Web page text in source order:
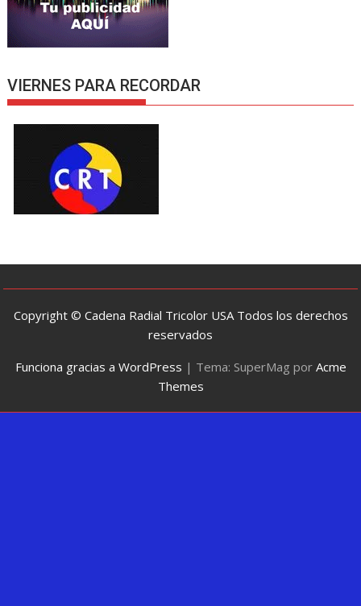
VIERNES PARA RECORDAR
Copyright © Cadena Radial Tricolor USA Todos los derechos
reservados
Funciona gracias a WordPress | Tema: SuperMag por Acme
Themes